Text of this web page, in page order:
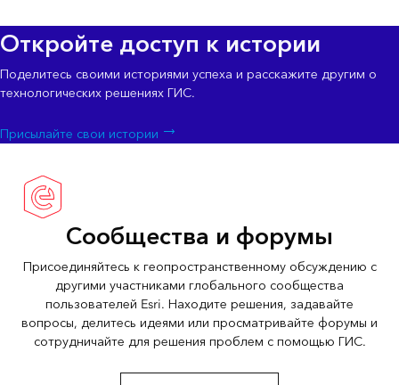
Откройте доступ к истории
Поделитесь своими историями успеха и расскажите другим о
технологических решениях ГИС.
Присылайте свои истории
Сообщества и форумы
Присоединяйтесь к геопространственному обсуждению с
другими участниками глобального сообщества
пользователей Esri. Находите решения, задавайте
вопросы, делитесь идеями или просматривайте форумы и
сотрудничайте для решения проблем с помощью ГИС.